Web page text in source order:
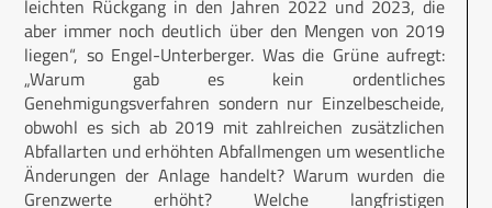
leichten Rückgang in den Jahren 2022 und 2023, die
aber immer noch deutlich über den Mengen von 2019
liegen“, so Engel-Unterberger. Was die Grüne aufregt:
„Warum gab es kein ordentliches
Genehmigungsverfahren sondern nur Einzelbescheide,
obwohl es sich ab 2019 mit zahlreichen zusätzlichen
Abfallarten und erhöhten Abfallmengen um wesentliche
Änderungen der Anlage handelt? Warum wurden die
Grenzwerte erhöht? Welche langfris­tigen